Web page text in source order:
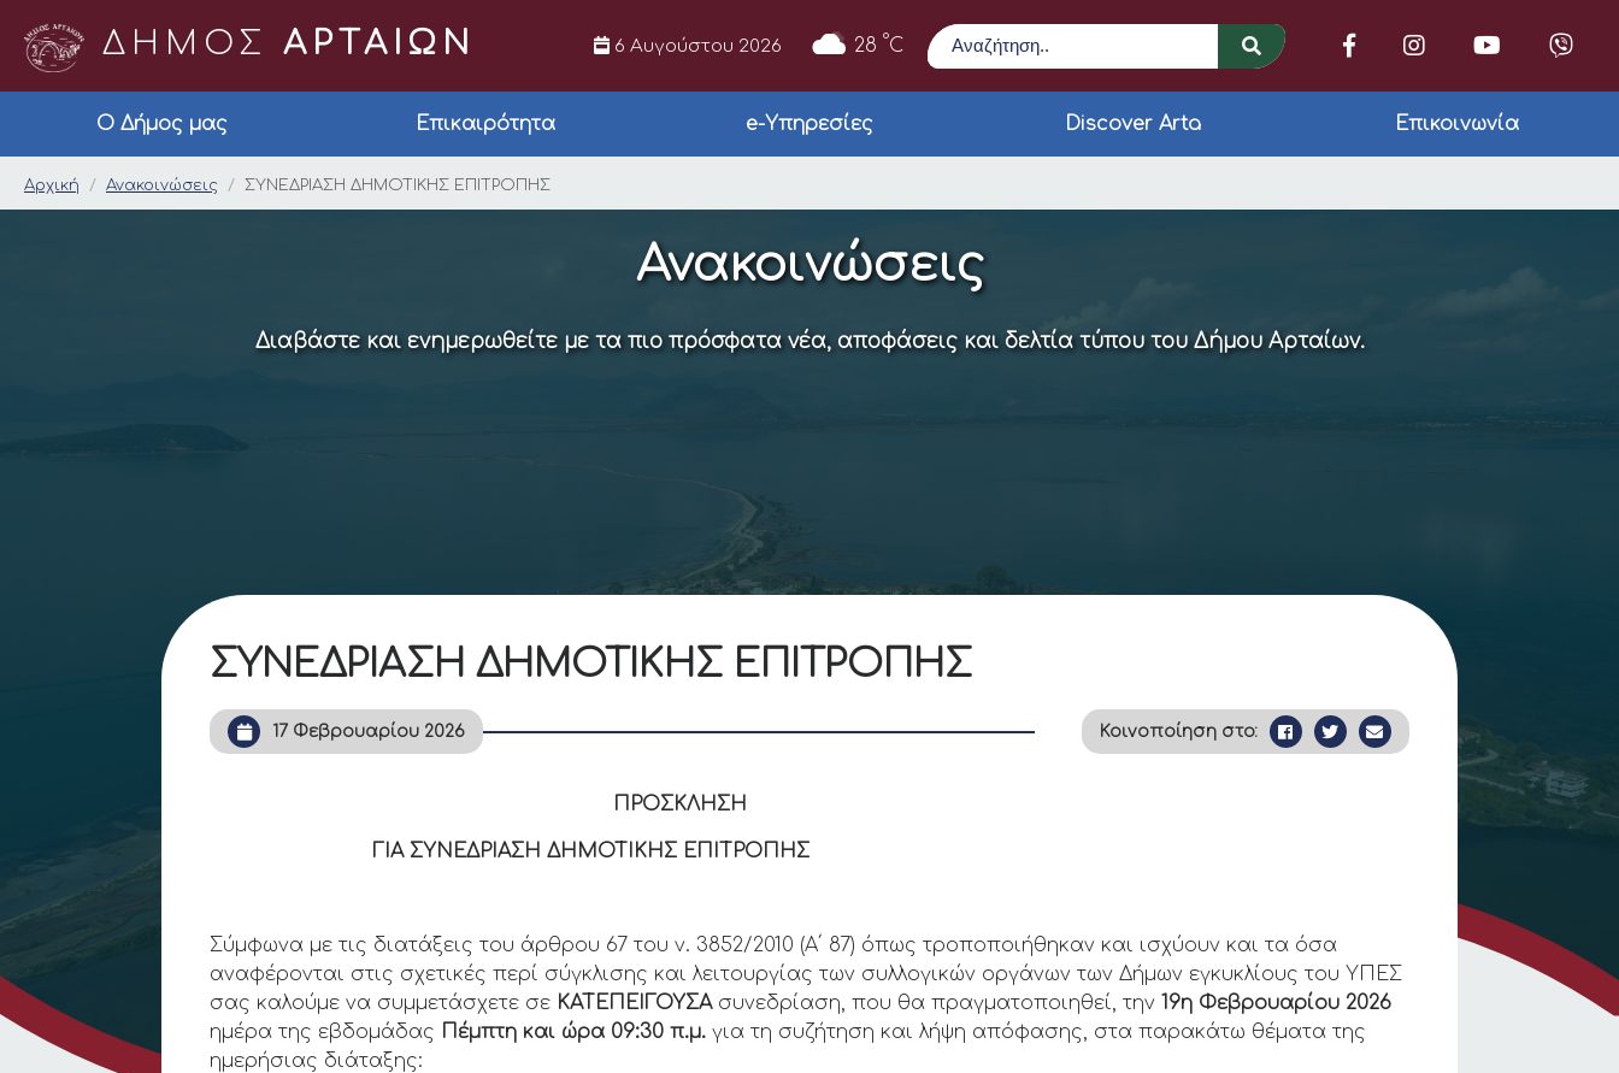
ΔΗΜΟΣ ΑΡΤΑΙΩΝ 6 Αυγούστου 2026 28 °C
Αναζήτηση
Ο Δήμος μας Επικαιρότητα e-Υπηρεσίες Discover Arta Επικοινωνία
ΣΥΝΕΔΡΙΑΣΗ ΔΗΜΟΤΙΚΗΣ ΕΠΙΤΡΟΠΗΣ
Αρχική Ανακοινώσεις ΣΥΝΕΔΡΙΑΣΗ ΔΗΜΟΤΙΚΗΣ ΕΠΙΤΡΟΠΗΣ
Ανακοινώσεις
Διαβάστε και ενημερωθείτε με τα πιο πρόσφατα νέα, αποφάσεις και δελτία τύπου του Δήμου Αρταίων.
ΣΥΝΕΔΡΙΑΣΗ ΔΗΜΟΤΙΚΗΣ ΕΠΙΤΡΟΠΗΣ
17 Φεβρουαρίου 2026 Κοινοποίηση στο:
ΠΡΟΣΚΛΗΣΗ
ΓΙΑ ΣΥΝΕΔΡΙΑΣΗ ΔΗΜΟΤΙΚΗΣ ΕΠΙΤΡΟΠΗΣ
Σύμφωνα με τις διατάξεις του άρθρου 67 του ν. 3852/2010 (Α΄ 87) όπως τροποποιήθηκαν και ισχύουν και τα όσα
αναφέρονται στις σχετικές περί σύγκλισης και λειτουργίας των συλλογικών οργάνων των Δήμων εγκυκλίους του ΥΠΕΣ
σας καλούμε να συμμετάσχετε σε ΚΑΤΕΠΕΙΓΟΥΣΑ συνεδρίαση, που θα πραγματοποιηθεί, την19η Φεβρουαρίου 2026
ημέρα της εβδομάδας Πέμπτη και ώρα 09:30 π.μ.για τη συζήτηση και λήψη απόφασης, στα παρακάτω θέματα της
ημερήσιας διάταξης: